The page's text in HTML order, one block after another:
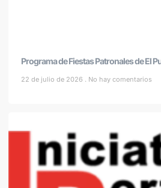
Programa de Fiestas Patronales de El
22 de julio de 2026 No hay comentarios